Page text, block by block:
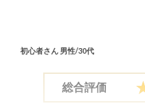
初心者さん 男性/30代
総合評価